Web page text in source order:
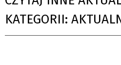
KATEGORII: